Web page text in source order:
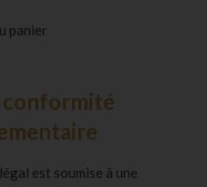
panier
conformité
est soumise à une